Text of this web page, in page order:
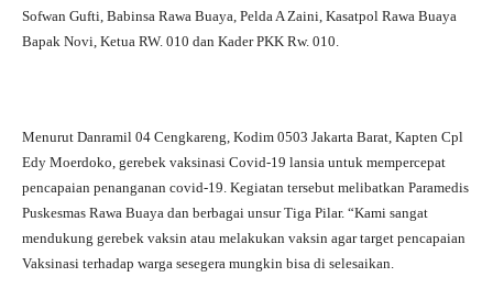
Sofwan Gufti, Babinsa Rawa Buaya, Pelda A Zaini, Kasatpol Rawa Buaya
Bapak Novi, Ketua RW. 010 dan Kader PKK Rw. 010.
Menurut Danramil 04 Cengkareng, Kodim 0503 Jakarta Barat, Kapten Cpl
Edy Moerdoko, gerebek vaksinasi Covid-19 lansia untuk mempercepat
pencapaian penanganan covid-19. Kegiatan tersebut melibatkan Paramedis
Puskesmas Rawa Buaya dan berbagai unsur Tiga Pilar. “Kami sangat
mendukung gerebek vaksin atau melakukan vaksin agar target pencapaian
Vaksinasi terhadap warga sesegera mungkin bisa di selesaikan.